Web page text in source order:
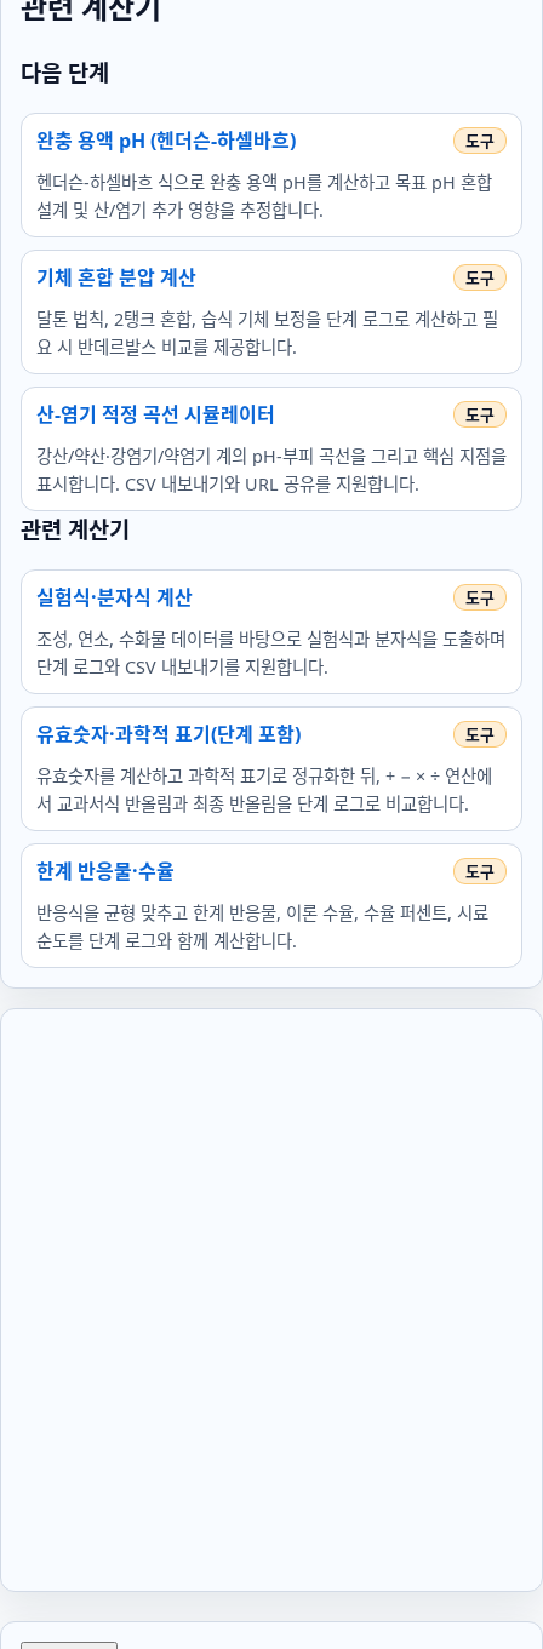
다음 단계
완충 용액 pH (헨더슨-하셀바흐)
헨더슨-하셀바흐 식으로 완충 용액 pH를 계산하고 목표 pH 혼합
설계 및 산/염기 추가 영향을 추정합니다.
기체 혼합 분압 계산
달톤 법칙, 2탱크 혼합, 습식 기체 보정을 단계 로그로 계산하고 필
요 시 반데르발스 비교를 제공합니다.
산-염기 적정 곡선 시뮬레이터
강산/약산·강염기/약염기 계의 pH-부피 곡선을 그리고 핵심 지점을
표시합니다. CSV 내보내기와 URL 공유를 지원합니다.
관련 계산기
실험식·분자식 계산
조성, 연소, 수화물 데이터를 바탕으로 실험식과 분자식을 도출하며
단계 로그와 CSV 내보내기를 지원합니다.
유효숫자·과학적 표기(단계 포함)
유효숫자를 계산하고 과학적 표기로 정규화한 뒤, + − × ÷ 연산에
서 교과서식 반올림과 최종 반올림을 단계 로그로 비교합니다.
한계 반응물·수율
반응식을 균형 맞추고 한계 반응물, 이론 수율, 수율 퍼센트, 시료
순도를 단계 로그와 함께 계산합니다.